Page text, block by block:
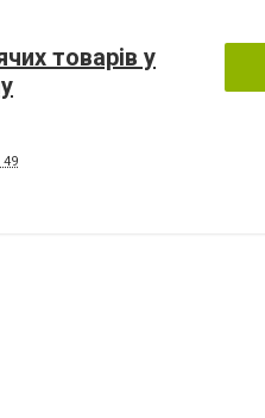
товарів у